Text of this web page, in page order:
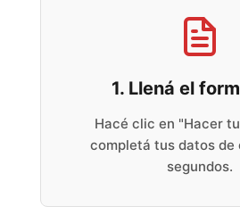
1. Llená el
Hacé clic en "Hacer
completá tus datos de
segundos.